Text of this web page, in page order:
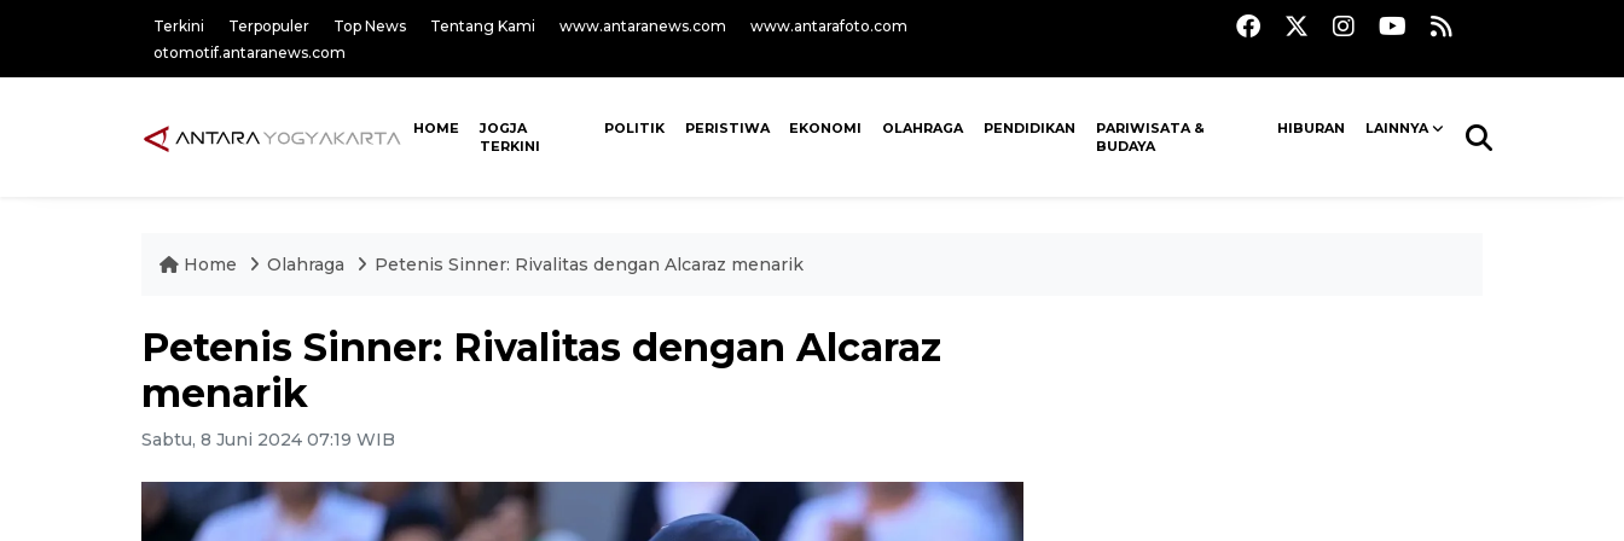
Terkini Terpopuler Top News Tentang Kami www.antaranews.com
www.antarafoto.com
otomotif.antaranews.com
HOME
JOGJA
TERKINI
POLITIK PERISTIWA EKONOMI OLAHRAGA PENDIDIKAN
PARIWISATA &
BUDAYA
HIBURAN LAINNYA
Home Olahraga Petenis Sinner: Rivalitas dengan Alcaraz menarik
Petenis Sinner: Rivalitas dengan Alcaraz
menarik
Sabtu, 8 Juni 2024 07:19 WIB